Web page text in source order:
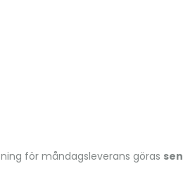
för måndagsleverans göras